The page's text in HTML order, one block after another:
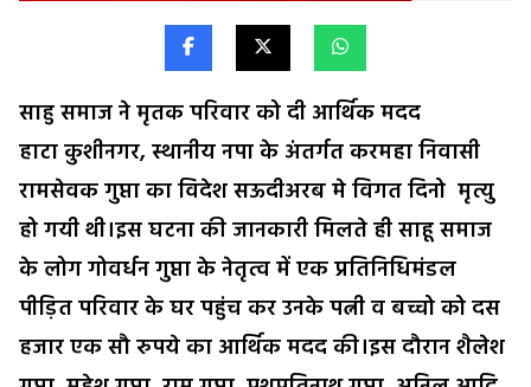
साहु समाज ने मृतक परिवार को दी आर्थिक मदद
हाटा कुशीनगर, स्थानीय नपा के अंतर्गत करमहा निवासी
रामसेवक गुप्ता का विदेश सऊदीअरब मे विगत दिनो मृत्यु
हो गयी थी।इस घटना की जानकारी मिलते ही साहू समाज
के लोग गोवर्धन गुप्ता के नेतृत्व में एक प्रतिनिधिमंडल
पीड़ित परिवार के घर पहुंच कर उनके पत्नी व बच्चो को दस
हजार एक सौ रुपये का आर्थिक मदद की।इस दौरान शैलेश